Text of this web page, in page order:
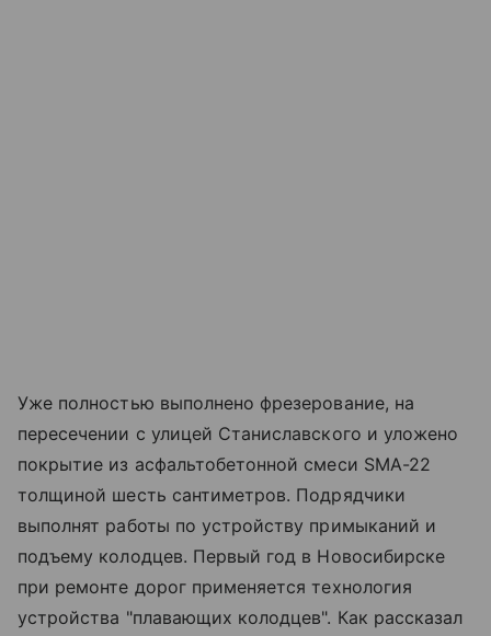
Уже полностью выполнено фрезерование, на
пересечении с улицей Станиславского и уложено
покрытие из асфальтобетонной смеси SMA-22
толщиной шесть сантиметров. Подрядчики
выполнят работы по устройству примыканий и
подъему колодцев. Первый год в Новосибирске
при ремонте дорог применяется технология
устройства "плавающих колодцев". Как рассказал